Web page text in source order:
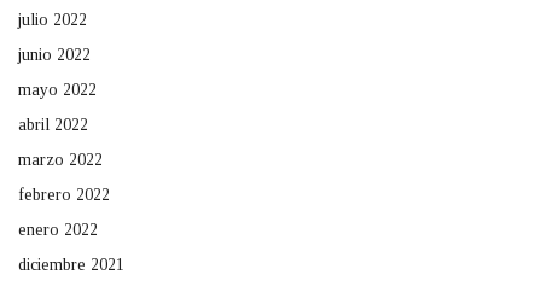
julio 2022
junio 2022
mayo 2022
abril 2022
marzo 2022
febrero 2022
enero 2022
diciembre 2021